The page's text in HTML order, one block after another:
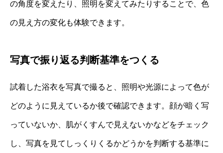
の角度を変えたり、照明を変えてみたりすることで、色
の見え方の変化も体験できます。
写真で振り返る判断基準をつくる
試着した浴衣を写真で撮ると、照明や光源によって色が
どのように見えているか後で確認できます。顔が暗く写
っていないか、肌がくすんで見えないかなどをチェック
し、写真を見てしっくりくるかどうかを判断する基準に